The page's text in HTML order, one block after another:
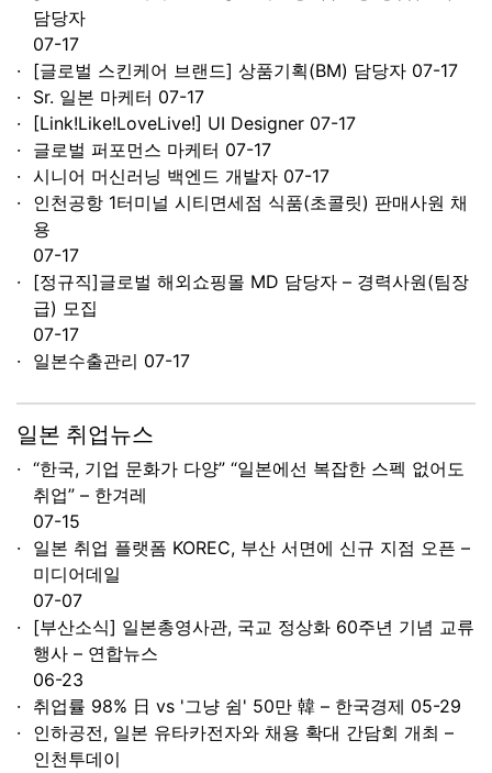
담당자
07-17
[글로벌 스킨케어 브랜드] 상품기획(BM) 담당자 07-17
Sr. 일본 마케터 07-17
[Link!Like!LoveLive!] UI Designer 07-17
글로벌 퍼포먼스 마케터 07-17
시니어 머신러닝 백엔드 개발자 07-17
인천공항 1터미널 시티면세점 식품(초콜릿) 판매사원 채
용
07-17
[정규직]글로벌 해외쇼핑몰 MD 담당자 – 경력사원(팀장
급) 모집
07-17
일본수출관리 07-17
일본 취업뉴스
“한국, 기업 문화가 다양” “일본에선 복잡한 스펙 없어도
취업” – 한겨레
07-15
일본 취업 플랫폼 KOREC, 부산 서면에 신규 지점 오픈 –
미디어데일
07-07
[부산소식] 일본총영사관, 국교 정상화 60주년 기념 교류
행사 – 연합뉴스
06-23
취업률 98% 日 vs '그냥 쉼' 50만 韓 – 한국경제 05-29
인하공전, 일본 유타카전자와 채용 확대 간담회 개최 –
인천투데이